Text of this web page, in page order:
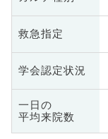
救急指定
学会認定状況
一日の
平均来院数